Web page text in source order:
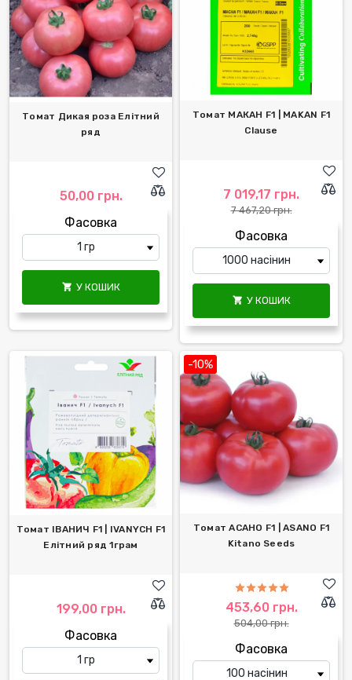
Томат Дикая роза Елітний
ряд
50,00 грн.
Фасовка
 У КОШИК
Томат МАКАН F1 | MAKAN F1
Clause
7 019,17 грн.
7 467,20 грн.
Фасовка
 У КОШИК
Томат ІВАНИЧ F1 | IVANYCH F1
Елітний ряд 1грам
199,00 грн.
Фасовка
-10%
Томат АСАНО F1 | ASANO F1
Kitano Seeds
453,60 грн.
504,00 грн.
Фасовка